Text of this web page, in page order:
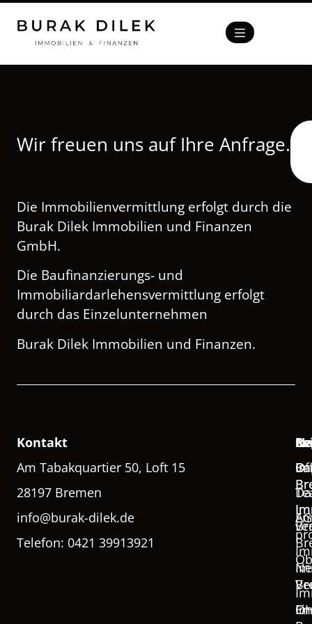
Wir freuen uns auf Ihre Anfrage.
Die Immobilienvermittlung erfolgt durch die
Burak Dilek Immobilien und Finanzen
GmbH.
Die Baufinanzierungs- und
Immobiliardarlehensvermittlung erfolgt
durch das Einzelunternehmen
Burak Dilek Immobilien und Finanzen.
Kontakt
Am Tabakquartier 50, Loft 15
28197 Bremen
info@burak-dilek.de
Telefon: 0421 39913921